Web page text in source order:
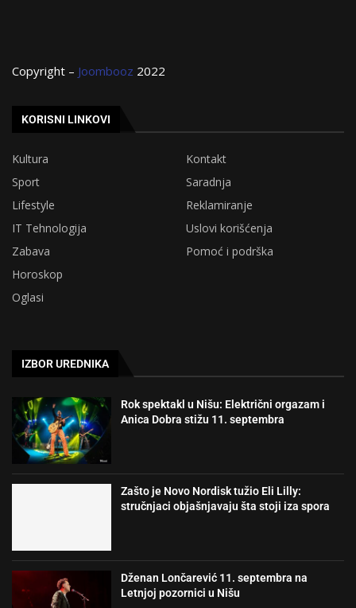
Copyright – Joombooz 2022
KORISNI LINKOVI
Kultura
Kontakt
Sport
Saradnja
Lifestyle
Reklamiranje
IT Tehnologija
Uslovi korišćenja
Zabava
Pomoć i podrška
Horoskop
Oglasi
IZBOR UREDNIKA
Rok spektakl u Nišu: Električni orgazam i
Anica Dobra stižu 11. septembra
Zašto je Novo Nordisk tužio Eli Lilly:
stručnjaci objašnjavaju šta stoji iza spora
Dženan Lončarević 11. septembra na
Letnjoj pozornici u Nišu